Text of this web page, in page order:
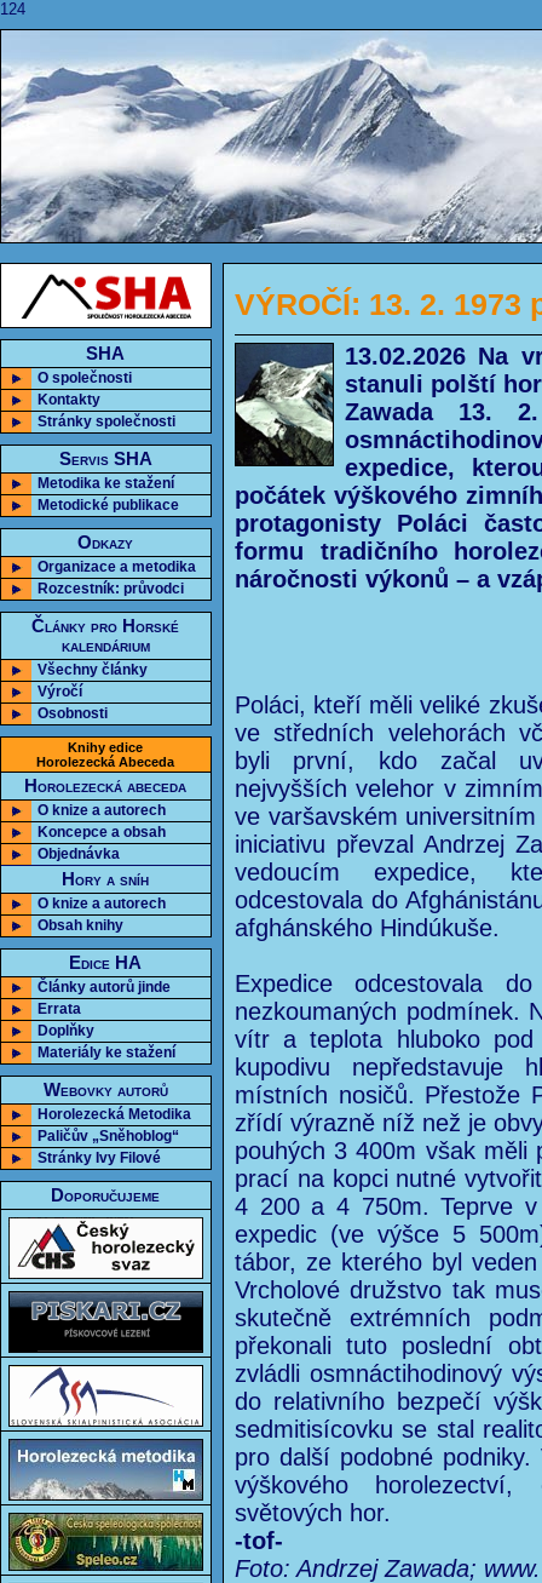
124
SHA
O společnosti
Kontakty
Stránky společnosti
Servis SHA
Metodika ke stažení
Metodické publikace
Odkazy
Organizace a metodika
Rozcestník: průvodci
Články pro Horské
kalendárium
Všechny články
Výročí
Osobnosti
Knihy edice
Horolezecká Abeceda
Horolezecká abeceda
O knize a autorech
Koncepce a obsah
Objednávka
Hory a sníh
O knize a autorech
Obsah knihy
Edice HA
Články autorů jinde
Errata
Doplňky
Materiály ke stažení
Webovky autorů
Horolezecká Metodika
Paličův „Sněhoblog“
Stránky Ivy Filové
Doporučujeme
VÝROČÍ: 13. 2.
13.02.2026 Na
stanuli polští
Zawada 13.
expedice,
počátek výškového
protagonisty Poláci
formu tradičního
náročnosti výkonů – a
Poláci, kteří měli veliké
ve středních velehorách
byli první, kdo začal
nejvyšších velehor v
ve varšavském
iniciativu převzal Andrzej
vedoucím expedice,
odcestovala do
afghánského Hindúkuše.
Expedice odcestovala
nezkoumaných podmínek.
vítr a teplota hluboko
kupodivu nepředstavuje
místních nosičů. Přestože
zřídí výrazně níž než je
pouhých 3 400m však
prací na kopci nutné
4 200 a 4 750m. Teprve
expedic (ve výšce 5
tábor, ze kterého byl
Vrcholové družstvo tak
skutečně extrémních
překonali tuto poslední
zvládli osmnáctihodinový
do relativního bezpečí
sedmitisícovku se stal
pro další podobné
výškového
světových hor.
-tof-
Foto: Andrzej Zawada;